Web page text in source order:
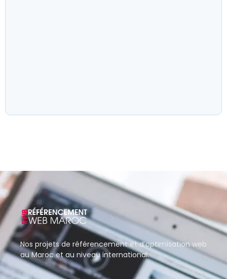
Nos projets de référencement et d’optimisation web
au Maroc et au niveau international.